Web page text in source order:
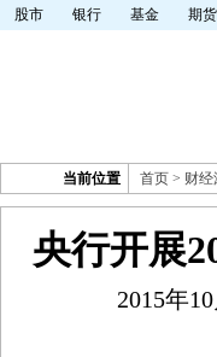
股市
银行 基金 期货
当前位置 首页 > 财经
央行开展
2015年